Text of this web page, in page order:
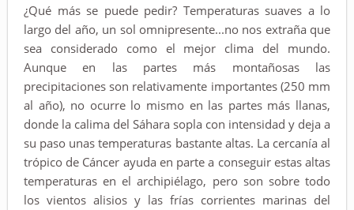
¿Qué más se puede pedir? Temperaturas suaves a lo
largo del año, un sol omnipresente...no nos extraña que
sea considerado como el mejor clima del mundo.
Aunque en las partes más montañosas las
precipitaciones son relativamente importantes (250 mm
al año), no ocurre lo mismo en las partes más llanas,
donde la calima del Sáhara sopla con intensidad y deja a
su paso unas temperaturas bastante altas. La cercanía al
trópico de Cáncer ayuda en parte a conseguir estas altas
temperaturas en el archipiélago, pero son sobre todo
los vientos alisios y las frías corrientes marinas del